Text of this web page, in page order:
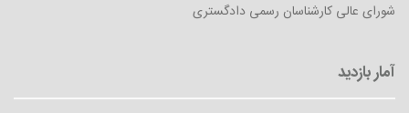
شورای عالی کارشناسان رسمی دادگستری